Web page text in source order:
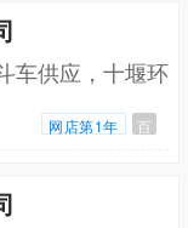
车供应，十堰环
网店第1年 百